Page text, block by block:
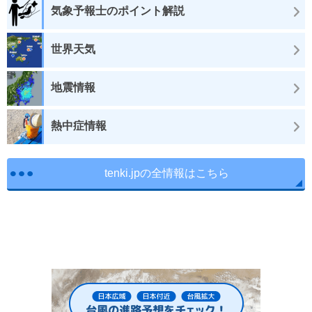
気象予報士のポイント解説
世界天気
地震情報
熱中症情報
tenki.jpの全情報はこちら